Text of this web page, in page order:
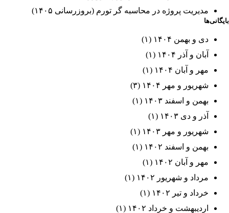
مدیریت پروژه در محاسبه گر تورم (بروزرسانی ۱۴۰۵)
بایگانی‌ها
دی و بهمن ۱۴۰۴
(۱)
آبان و آذر ۱۴۰۴
(۱)
مهر و آبان ۱۴۰۴
(۱)
شهریور و مهر ۱۴۰۴
(۳)
بهمن و اسفند ۱۴۰۳
(۱)
آذر و دی ۱۴۰۳
(۱)
شهریور و مهر ۱۴۰۳
(۱)
بهمن و اسفند ۱۴۰۲
(۱)
مهر و آبان ۱۴۰۲
(۱)
مرداد و شهریور ۱۴۰۲
(۱)
خرداد و تیر ۱۴۰۲
(۱)
اردیبهشت و خرداد ۱۴۰۲
(۱)